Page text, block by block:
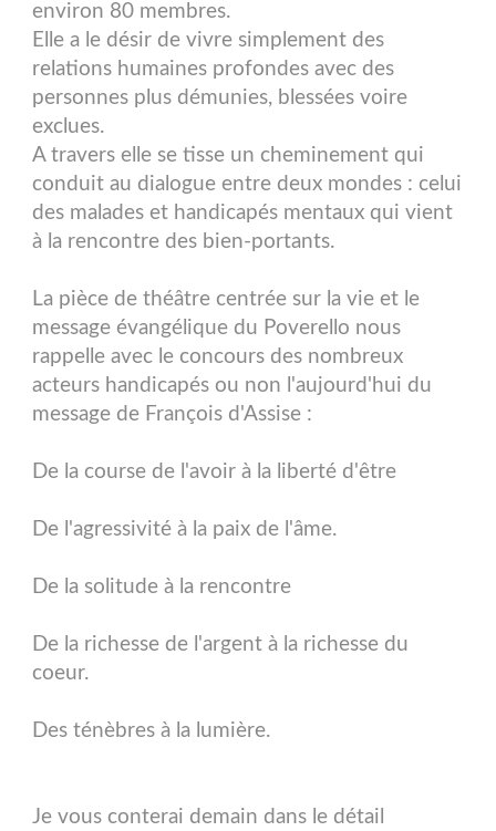
environ 80 membres.
Elle a le désir de vivre simplement des
relations humaines profondes avec des
personnes plus démunies, blessées voire
exclues.
A travers elle se tisse un cheminement qui
conduit au dialogue entre deux mondes : celui
des malades et handicapés mentaux qui vient
à la rencontre des bien-portants.
La pièce de théâtre centrée sur la vie et le
message évangélique du Poverello nous
rappelle avec le concours des nombreux
acteurs handicapés ou non l'aujourd'hui du
message de François d'Assise :
De la course de l'avoir à la liberté d'être
De l'agressivité à la paix de l'âme.
De la solitude à la rencontre
De la richesse de l'argent à la richesse du
coeur.
Des ténèbres à la lumière.
Je vous conterai demain dans le détail